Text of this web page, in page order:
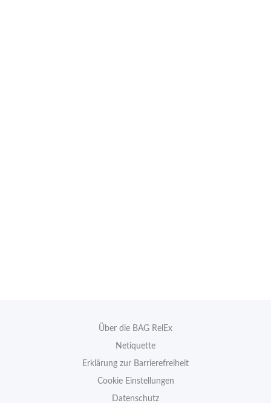
Über die BAG RelEx
Netiquette
Erklärung zur Barrierefreiheit
Cookie Einstellungen
Datenschutz